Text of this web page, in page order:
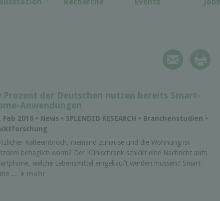
Prozent der Deutschen nutzen bereits Smart-
Anwendungen
Feb 2016 • News • SPLENDID RESEARCH • Branchenstudien •
Kälteeinbruch, niemand zuhause und die Wohnung ist
behaglich warm? Der Kühlschrank schickt eine Nachricht aufs
welche Lebensmittel eingekauft werden müssen? Smart
...
mehr